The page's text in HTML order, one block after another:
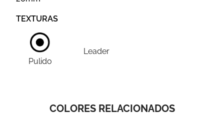
TEXTURAS
Pulido
Leader
COLORES RELACIONADOS